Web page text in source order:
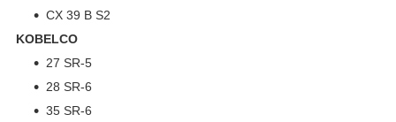
CX 39 B S2
KOBELCO
27 SR-5
28 SR-6
35 SR-6